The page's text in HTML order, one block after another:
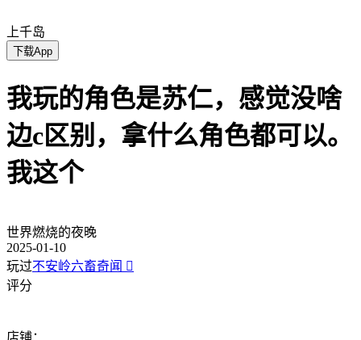
上千岛
下载App
我玩的角色是苏仁，感觉没啥
边c区别，拿什么角色都可以。
我这个
世界燃烧的夜晚
2025-01-10
玩过不安岭六畜奇闻 
评分
店铺：